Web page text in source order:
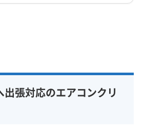
張対応のエアコンクリ